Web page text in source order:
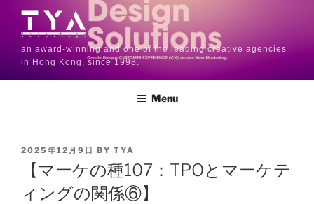
an award-winning and one of the leading creative agencies
in Hong Kong, since 1998.
Menu
2025年12月9日 BY TYA
【マーケの種107：TPOとマーケテ
ィングの関係⑥】